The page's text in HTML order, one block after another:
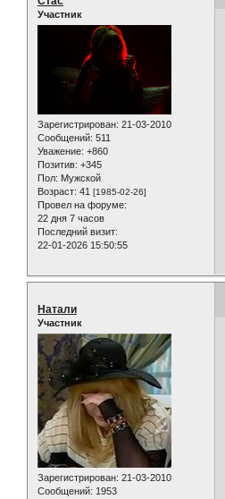
Участник
Зарегистрирован: 21-03-2010
Сообщений: 511
Уважение: +860
Позитив: +345
Пол: Мужской
Возраст: 41 [1985-02-26]
Провел на форуме:
22 дня 7 часов
Последний визит:
22-01-2026 15:50:55
Натали
Участник
Зарегистрирован: 21-03-2010
Сообщений: 1953